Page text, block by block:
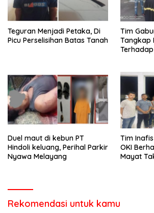
Teguran Menjadi Petaka, Di
Picu Perselisihan Batas Tanah
Tim
Tangkap
Duel maut di kebun PT
Hindoli keluang, Perihal Parkir
Nyawa Melayang
Tim
OKI
Mayat
Rekomendasi untuk kamu